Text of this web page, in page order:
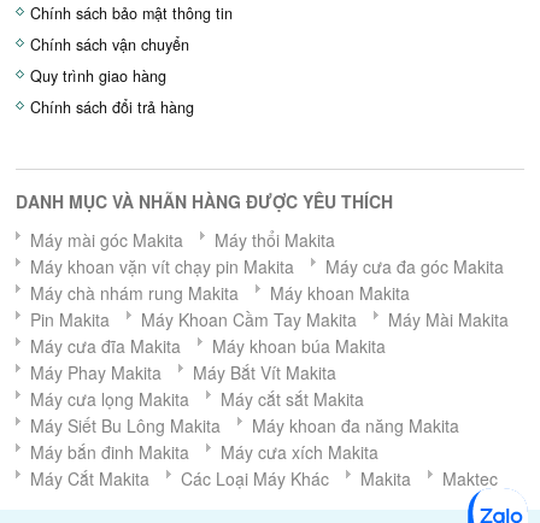
Chính sách bảo mật thông tin
Chính sách vận chuyển
Quy trình giao hàng
Chính sách đổi trả hàng
DANH MỤC VÀ NHÃN HÀNG ĐƯỢC YÊU THÍCH
Máy mài góc Makita
Máy thổi Makita
Máy khoan vặn vít chạy pin Makita
Máy cưa đa góc Makita
Máy chà nhám rung Makita
Máy khoan Makita
Pin Makita
Máy Khoan Cầm Tay Makita
Máy Mài Makita
Máy cưa đĩa Makita
Máy khoan búa Makita
Máy Phay Makita
Máy Bắt Vít Makita
Máy cưa lọng Makita
Máy cắt sắt Makita
Máy Siết Bu Lông Makita
Máy khoan đa năng Makita
Máy bắn đinh Makita
Máy cưa xích Makita
Máy Cắt Makita
Các Loại Máy Khác Makita Maktec